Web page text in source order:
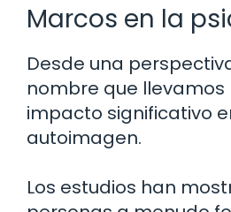
Marcos en la
Desde una
nombre que
impacto significativo
autoimagen.
Los estudios han